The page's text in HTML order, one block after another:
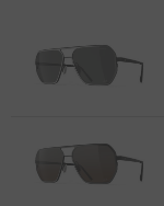
Lengua:Español